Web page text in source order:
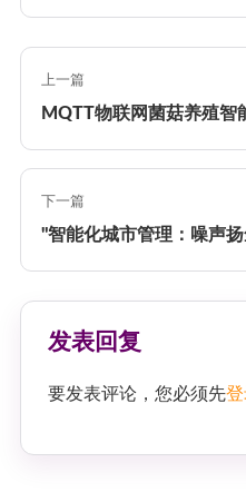
上一篇
MQTT物联网菌菇养殖智
下一篇
"智能化城市管理：噪声
发表回复
要发表评论，您必须先